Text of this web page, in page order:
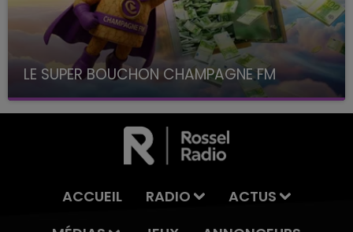
LE SUPER BOUCHON CHAMPAGNE FM
avec La Famille Champagne FM, à 8H10
ACCUEIL RADIO
ACTUS